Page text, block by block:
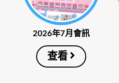
2026年7月會訊
查看